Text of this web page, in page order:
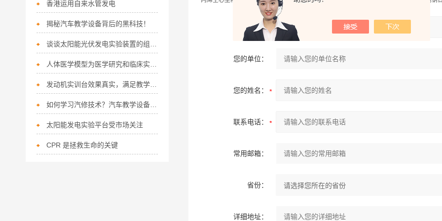
产品：
您的单位：
您的姓名：
联系电话：
常用邮箱：
省份：
详细地址：
香港运用自来水管发电
揭秘汽车教学设备背后的黑科技！
发动机实训台效果真实，满足教学需要
如何学习汽修技术？汽车教学设备齐全很重要
太阳能发电实验平台受市场关注
CPR 是拯救生命的关键